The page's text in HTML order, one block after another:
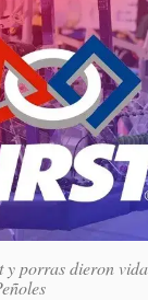
y porras dieron